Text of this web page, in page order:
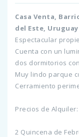
Casa Venta,
del Este, Uruguay
Espectacular
Cuenta con un
dos dormitorios
Muy lindo parque
Cerramiento
Precios de Alquiler:
2 Quincena de